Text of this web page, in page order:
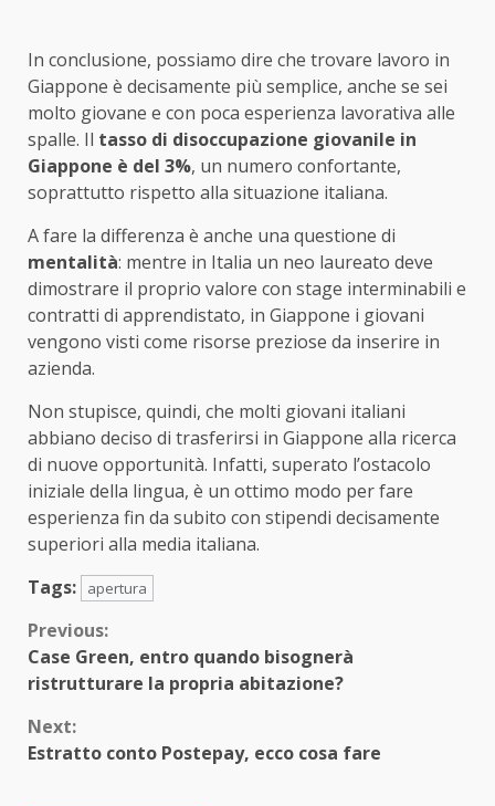
In conclusione, possiamo dire che trovare lavoro in
Giappone è decisamente più semplice, anche se sei
molto giovane e con poca esperienza lavorativa alle
spalle. Il tasso di disoccupazione giovanile in
Giappone è del 3%, un numero confortante,
soprattutto rispetto alla situazione italiana.
A fare la differenza è anche una questione di
mentalità: mentre in Italia un neo laureato deve
dimostrare il proprio valore con stage interminabili e
contratti di apprendistato, in Giappone i giovani
vengono visti come risorse preziose da inserire in
azienda.
Non stupisce, quindi, che molti giovani italiani
abbiano deciso di trasferirsi in Giappone alla ricerca
di nuove opportunità. Infatti, superato l’ostacolo
iniziale della lingua, è un ottimo modo per fare
esperienza fin da subito con stipendi decisamente
superiori alla media italiana.
Tags:
apertura
Continue
Reading
Previous:
Case Green, entro quando bisognerà
ristrutturare la propria abitazione?
Next:
Estratto conto Postepay, ecco cosa fare